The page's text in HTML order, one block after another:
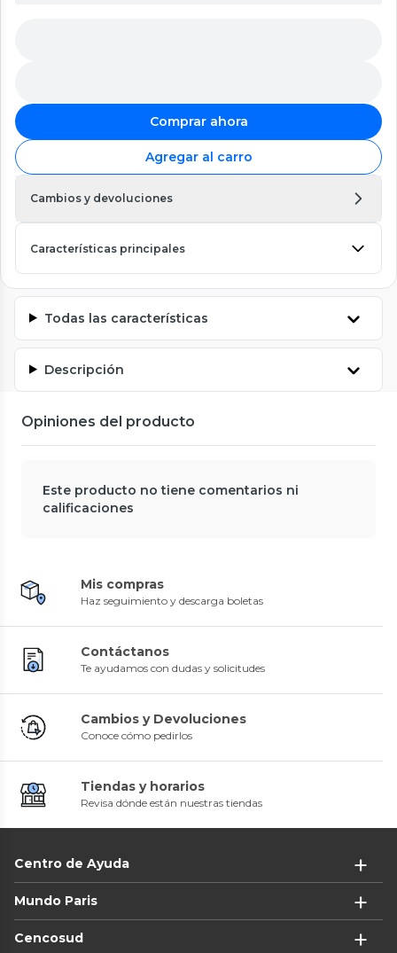
Comprar ahora
Agregar al carro
Cambios y devoluciones
Características principales
Todas las características
Descripción
Opiniones del producto
Este producto no tiene comentarios ni
calificaciones
Mis compras
Haz seguimiento y descarga boletas
Contáctanos
Te ayudamos con dudas y solicitudes
Cambios y Devoluciones
Conoce cómo pedirlos
Tiendas y horarios
Revisa dónde están nuestras tiendas
Centro de Ayuda
Mundo Paris
Cencosud